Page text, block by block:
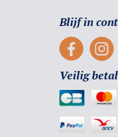
Blijf in
Veilig